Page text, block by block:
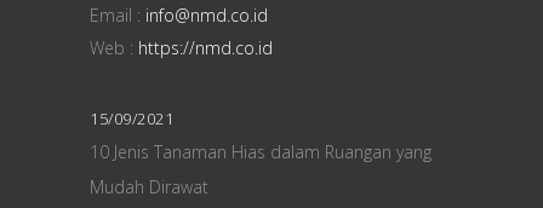
Email : info@nmd.co.id
Web : https://nmd.co.id
15/09/2021
10 Jenis Tanaman Hias dalam Ruangan yang
Mudah Dirawat